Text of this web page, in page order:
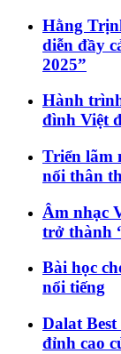
Hằng
diễn đầy
2025”
Hành
đình Việt
Triển lãm
nối thân
Âm nhạc
trở thành
Bài học
nổi tiếng
Dalat
đỉnh cao